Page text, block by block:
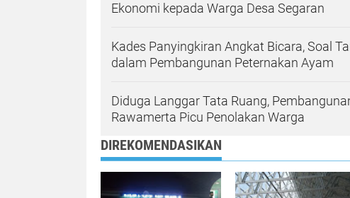
Ekonomi kepada Warga Desa Segaran
Kades Panyingkiran Angkat Bicara, Soal
dalam Pembangunan Peternakan Ayam
Diduga Langgar Tata Ruang,
Rawamerta Picu Penolakan Warga
DIREKOMENDASIKAN